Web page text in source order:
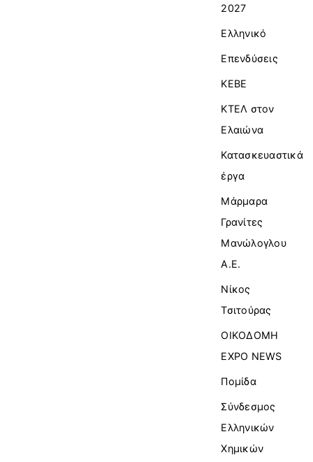
2027
Ελληνικό
Επενδύσεις
ΚΕΒΕ
ΚΤΕΛ στον
Ελαιώνα
Κατασκευαστικά
έργα
Μάρμαρα
Γρανίτες
Μανώλογλου
Α.Ε.
Νίκος
Τσιτούρας
ΟΙΚΟΔΟΜΗ
EXPO NEWS
Πομίδα
Σύνδεσμος
Ελληνικών
Χημικών